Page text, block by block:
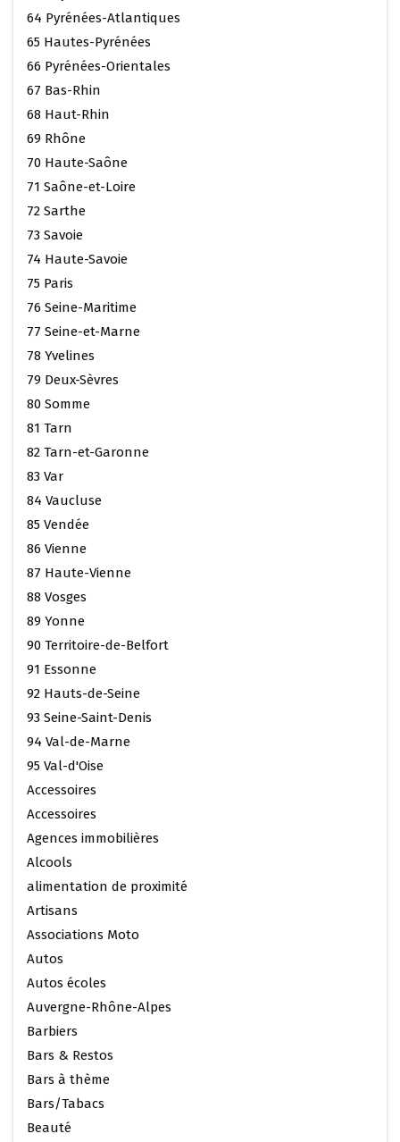
64 Pyrénées-Atlantiques
65 Hautes-Pyrénées
66 Pyrénées-Orientales
67 Bas-Rhin
68 Haut-Rhin
69 Rhône
70 Haute-Saône
71 Saône-et-Loire
72 Sarthe
73 Savoie
74 Haute-Savoie
75 Paris
76 Seine-Maritime
77 Seine-et-Marne
78 Yvelines
79 Deux-Sèvres
80 Somme
81 Tarn
82 Tarn-et-Garonne
83 Var
84 Vaucluse
85 Vendée
86 Vienne
87 Haute-Vienne
88 Vosges
89 Yonne
90 Territoire-de-Belfort
91 Essonne
92 Hauts-de-Seine
93 Seine-Saint-Denis
94 Val-de-Marne
95 Val-d'Oise
Accessoires
Accessoires
Agences immobilières
Alcools
alimentation de proximité
Artisans
Associations Moto
Autos
Autos écoles
Auvergne-Rhône-Alpes
Barbiers
Bars & Restos
Bars à thème
Bars/Tabacs
Beauté